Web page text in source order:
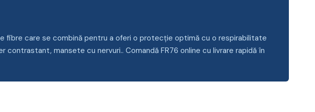
care se combină pentru a oferi o protecție optimă cu o respirabilitate
mansete cu nervuri.. Comandă FR76 online cu livrare rapidă în